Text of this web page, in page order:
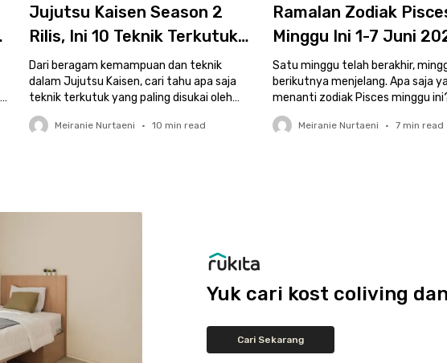
Jujutsu Kaisen Season 2
Rilis, Ini 10 Teknik Terkutuk
yang Paling Diinginkan
Penggemar
Dari beragam kemampuan dan teknik
dalam Jujutsu Kaisen, cari tahu apa saja
teknik terkutuk yang paling disukai oleh
penggemar. Cek, yuk!
Meiranie Nurtaeni • 10 min read
Ramalan Zodiak
Minggu Ini 1-7 Juni
Asmara Rumit,
Harus Irit!
Satu minggu telah berakhir,
berikutnya menjelang. Apa saja
menanti zodiak Pisces minggu
informasinya berikut ini!
Meiranie Nurtaeni • 7 min read
Yuk cari kost coliving
Cari Sekarang